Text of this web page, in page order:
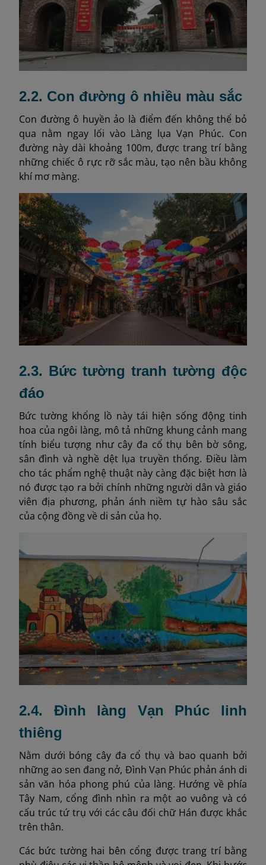
2.2. Con đường ô nhiều màu sắc
Con đường ô huyền ảo là điểm đến không thể bỏ
qua nằm ngay lối vào Làng lụa Vạn Phúc. Con
đường này dài khoảng 100m, được trang trí bằng
những chiếc ô rực rỡ sắc màu, tạo nên bầu không
khí mơ màng.
2.3. Bức tường tranh tường độc
đáo
Bức tường khổng lồ này tái hiện sống động tinh
hoa của ngôi làng, mô tả những khung cảnh mang
tính biểu tượng như cây đa cổ thụ bên bờ sông,
sân đình và nghề dệt lụa truyền thống. Điều làm
cho tác phẩm nghệ thuật này càng đặc biệt hơn là
nó được tạo ra bởi chính những người dân và giáo
viên địa phương, phản ánh niềm tự hào sâu sắc
của cộng đồng về di sản của họ.
2.4. Đình làng Vạn Phúc linh
thiêng
Nằm dưới bóng cây đa cổ thụ và bao quanh bởi
những ao sen đang nở, Đình Vạn Phúc phản ánh di
sản văn hóa phong phú của làng. Hướng về phía
Tây Nam, cổng đình nhìn ra một ao vuông và có
cấu trúc tứ trụ với các câu đối chữ Hán được khắc
trên thân.
Các bức tường hai bên cổng được trang trí bằng